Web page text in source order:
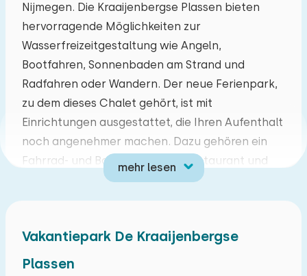
Nijmegen. Die Kraaijenbergse Plassen bieten
hervorragende Möglichkeiten zur
Wasserfreizeitgestaltung wie Angeln,
Bootfahren, Sonnenbaden am Strand und
Radfahren oder Wandern. Der neue Ferienpark,
zu dem dieses Chalet gehört, ist mit
Einrichtungen ausgestattet, die Ihren Aufenthalt
noch angenehmer machen. Dazu gehören ein
Fahrrad- und Bootsverleih, ein Restaurant und
ein Animationsteam. Ganz in der Nähe befindet
sich die jahrhundertealte Stadt Nimwegen mit
Herzenslust einkaufen oder einen Drink auf einer
der vielen gemütlichen Terrassen genießen. Die
mehr lesen
27 28 29 30 31
03 04 05 06 07 08
10 11 12 13 14
17 18 19 20 21 22 23
Vakantiepark De Kraaijenbergse
Plassen